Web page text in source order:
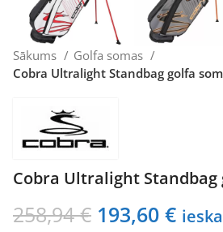
Sākums
Golfa somas
Cobra Ultralight Standbag golfa
Cobra Ultralight Standbag
258,94€ Original
193,60 €